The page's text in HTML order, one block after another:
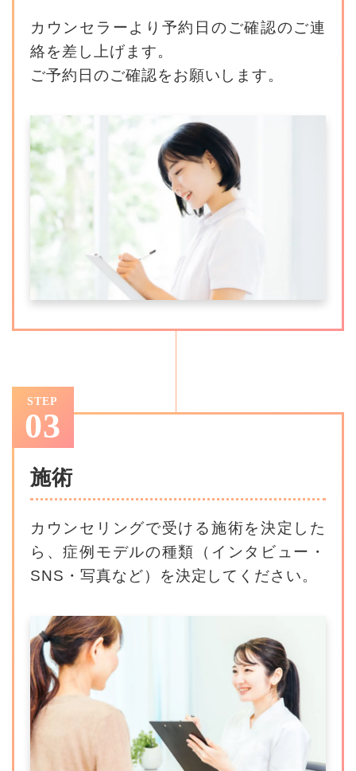
カウンセラーより予約日のご確認のご連
絡を差し上げます。
ご予約日のご確認をお願いします。
STEP
03
施術
カウンセリングで受ける施術を決定した
ら、症例モデルの種類（インタビュー・
SNS・写真など）を決定してください。